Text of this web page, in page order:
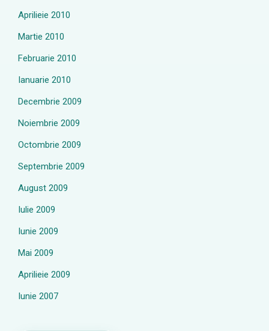
Aprilieie 2010
Martie 2010
Februarie 2010
Ianuarie 2010
Decembrie 2009
Noiembrie 2009
Octombrie 2009
Septembrie 2009
August 2009
Iulie 2009
Iunie 2009
Mai 2009
Aprilieie 2009
Iunie 2007